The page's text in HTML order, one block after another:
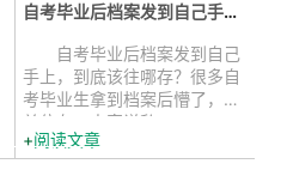
自考毕业后档案发到自己手上，到底...
自考毕业后档案发到自己
手上，到底该往哪存？很多自
考毕业生拿到档案后懵了，去
单位存，人家说私...
阅读文章